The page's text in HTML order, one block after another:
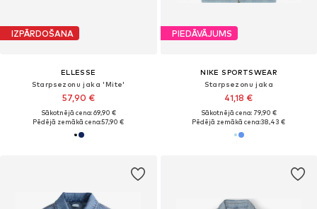
IZPĀRDOŠANA
ELLESSE
Starpsezonu jaka 'Mite'
57,90 €
Sākotnējā cena: 69,90 €
Pēdējā zemākā cena:57,90 €
PIEDĀVĀJUMS
NIKE SPORTSWEAR
Starpsezonu jaka
41,18 €
Sākotnējā cena: 79,90 €
Pēdējā zemākā cena:38,43 €